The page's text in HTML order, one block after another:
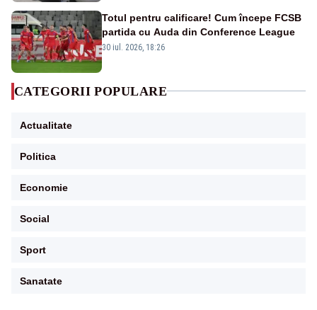
Totul pentru calificare! Cum începe FCSB
partida cu Auda din Conference League
30 iul. 2026, 18:26
CATEGORII POPULARE
Actualitate
Politica
Economie
Social
Sport
Sanatate